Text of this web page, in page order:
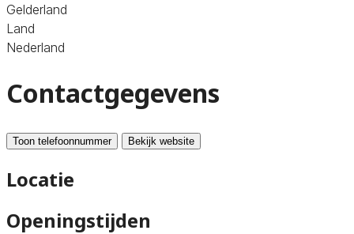
Gelderland
Land
Nederland
Contactgegevens
Toon telefoonnummer Bekijk website
Locatie
Openingstijden